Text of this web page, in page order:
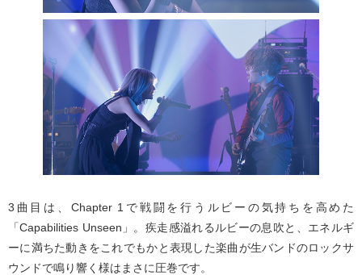
3曲目は、Chapter 1で戦闘を行うルビーの気持ちを高めた
「Capabilities Unseen」。疾走感溢れるルビーの息吹と、エネルギ
ーに満ちた動きをこれでもかと表現した楽曲が生バンドのロックサ
ウンドで鳴り響く様はまさに圧巻です。